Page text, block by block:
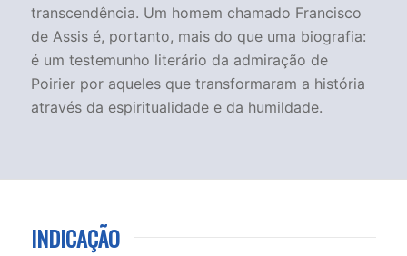
transcendência. Um homem chamado Francisco
de Assis é, portanto, mais do que uma biografia:
é um testemunho literário da admiração de
Poirier por aqueles que transformaram a história
através da espiritualidade e da humildade.
INDICAÇÃO